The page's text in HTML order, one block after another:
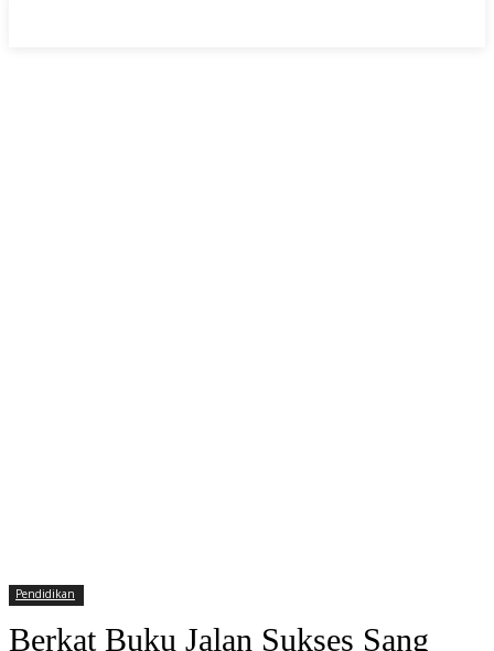
Pendidikan
Berkat Buku Jalan Sukses Sang